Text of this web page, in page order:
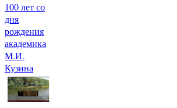
100 лет со
дня
рождения
академика
М.И.
Кузина